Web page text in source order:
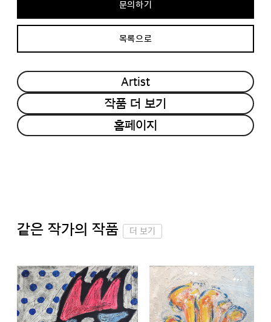
문의하기
목록으로
Artist
작품 더 보기
홈페이지
같은 작가의 작품 더 보기